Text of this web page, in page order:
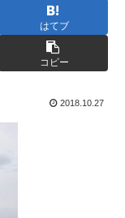
はてブ
コピー
2018.10.27